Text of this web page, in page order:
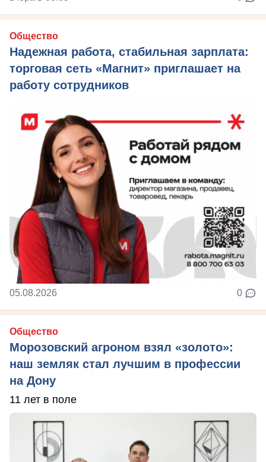
Общество
Надежная работа, стабильная зарплата:
торговая сеть «Магнит» приглашает на
работу сотрудников
05.08.2026 0
Общество
Морозовский агроном взял «золото»:
наш земляк стал лучшим в профессии
на Дону
11 лет в поле